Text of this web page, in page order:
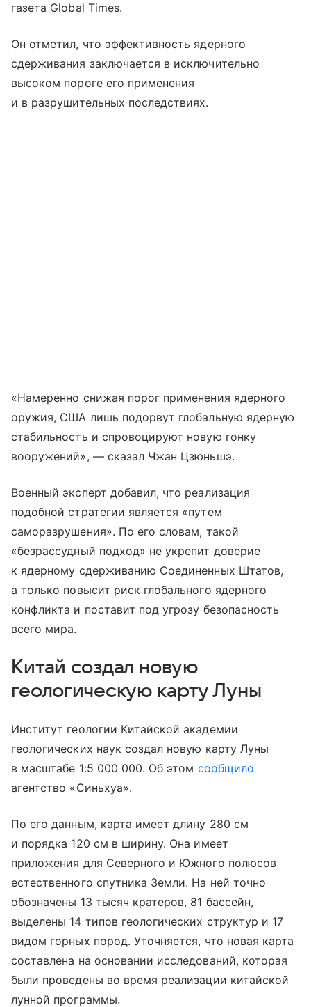
газета Global Times.
Он отметил, что эффективность ядерного
сдерживания заключается в исключительно
высоком пороге его применения
и в разрушительных последствиях.
«Намеренно снижая порог применения ядерного
оружия, США лишь подорвут глобальную ядерную
стабильность и спровоцируют новую гонку
вооружений», — сказал Чжан Цзюньшэ.
Военный эксперт добавил, что реализация
подобной стратегии является «путем
саморазрушения». По его словам, такой
«безрассудный подход» не укрепит доверие
к ядерному сдерживанию Соединенных Штатов,
а только повысит риск глобального ядерного
конфликта и поставит под угрозу безопасность
всего мира.
Китай создал новую
геологическую карту Луны
Институт геологии Китайской академии
геологических наук создал новую карту Луны
в масштабе 1:5 000 000. Об этом сообщило
агентство «Синьхуа».
По его данным, карта имеет длину 280 см
и порядка 120 см в ширину. Она имеет
приложения для Северного и Южного полюсов
естественного спутника Земли. На ней точно
обозначены 13 тысяч кратеров, 81 бассейн,
выделены 14 типов геологических структур и 17
видом горных пород. Уточняется, что новая карта
составлена на основании исследований, которая
были проведены во время реализации китайской
лунной программы.